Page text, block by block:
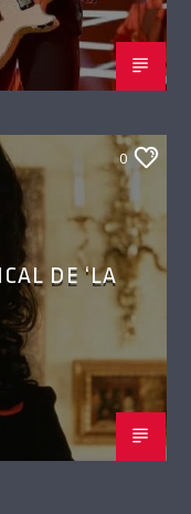
0
DE ‘LA